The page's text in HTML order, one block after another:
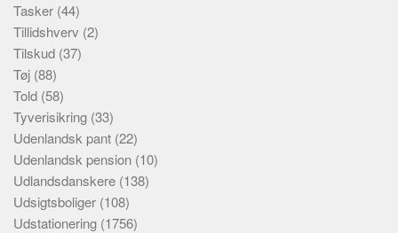
Tasker (44)
Tillidshverv (2)
Tilskud (37)
Tøj (88)
Told (58)
Tyverisikring (33)
Udenlandsk pant (22)
Udenlandsk pension (10)
Udlandsdanskere (138)
Udsigtsboliger (108)
Udstationering (1756)